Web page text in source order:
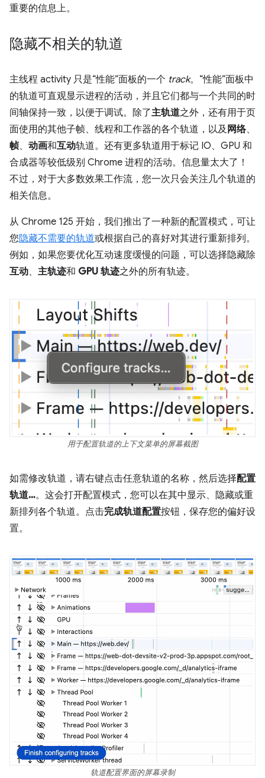
重要的信息上。
隐藏不相关的轨道
主线程 activity 只是“性能”面板的一个 track。“性能”面板中
的轨道可直观显示进程的活动，并且它们都与一个共同的时
间轴保持一致，以便于调试。除了主轨道之外，还有用于页
面使用的其他子帧、线程和工作器的各个轨道，以及 网络、
帧、 动画和互动轨道。还有更多轨道用于标记 IO、GPU 和
合成器等较低级别 Chrome 进程的活动。信息量太大了！
不过，对于大多数效果工作流，您一次只会关注几个轨道的
相关信息。
从 Chrome 125 开始，我们推出了一种新的配置模式，可让
您隐藏不需要的轨道或根据自己的喜好对其进行重新排列。
例如，如果您要优化互动速度缓慢的问题，可以选择隐藏除
互动、 主轨迹和 GPU 轨迹之外的所有轨迹。
用于配置轨道的上下文菜单的屏幕截图
如需修改轨道，请右键点击任意轨道的名称，然后选择配置
轨道…。这会打开配置模式，您可以在其中显示、隐藏或重
新排列各个轨道。点击完成轨道配置按钮，保存您的偏好设
置。
轨道配置界面的屏幕录制